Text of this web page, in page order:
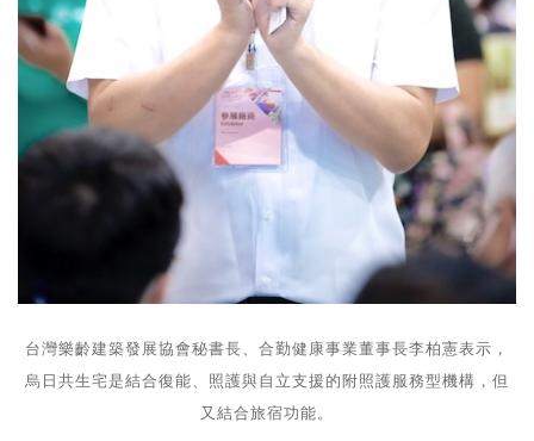
台灣樂齡建築發展協會秘書長、合勤健康事業董事長李柏憲表示，
烏日共生宅是結合復能、照護與自立支援的附照護服務型機構，但
又結合旅宿功能。